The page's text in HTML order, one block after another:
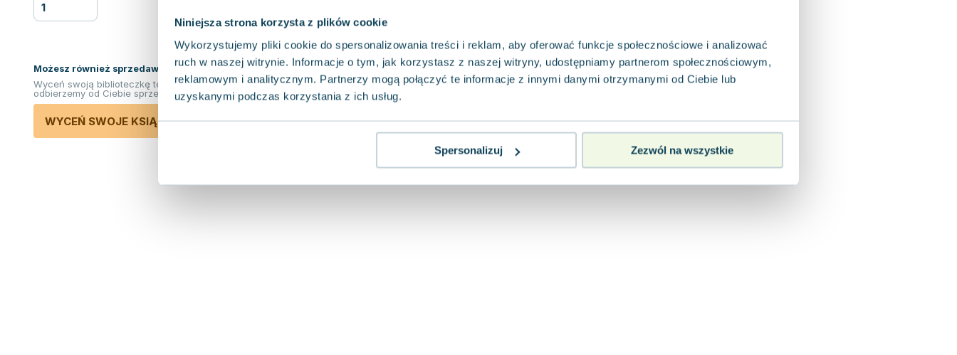
Niniejsza strona korzysta z plików cookie
Wykorzystujemy pliki cookie do spersonalizowania treści i reklam, aby oferować funkcje społecznościowe i analizować
ruch w naszej witrynie. Informacje o tym, jak korzystasz z naszej witryny, udostępniamy partnerom społecznościowym,
reklamowym i analitycznym. Partnerzy mogą połączyć te informacje z innymi danymi otrzymanymi od Ciebie lub
uzyskanymi podczas korzystania z ich usług.
Spersonalizuj Zezwól na wszystkie
Możesz również sprzedawać ksiązki!
Wyceń swoją biblioteczkę teraz. Odkupimy i
odbierzemy od Ciebie sprzedane książki.
WYCEŃ SWOJE KSIĄŻKI